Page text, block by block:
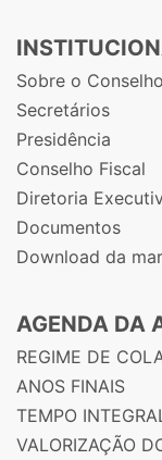
Sobre o Conselho
Secretários
Presidência
Conselho Fiscal
Diretoria
Documentos
Download da
AGENDA DA
REGIME DE
ANOS FINAIS
TEMPO
VALORIZAÇÃO